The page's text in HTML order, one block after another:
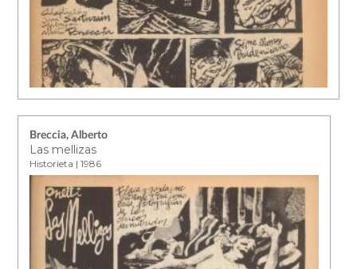
Breccia, Alberto
Las mellizas
Historieta | 1986